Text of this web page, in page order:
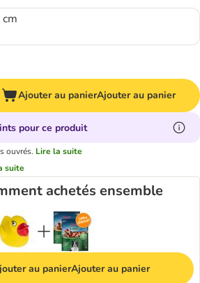
Ajouter au panierAjouter au panier
pour ce produit
ouvrés. Lire la suite
suite
achetés ensemble
au panierAjouter au panier